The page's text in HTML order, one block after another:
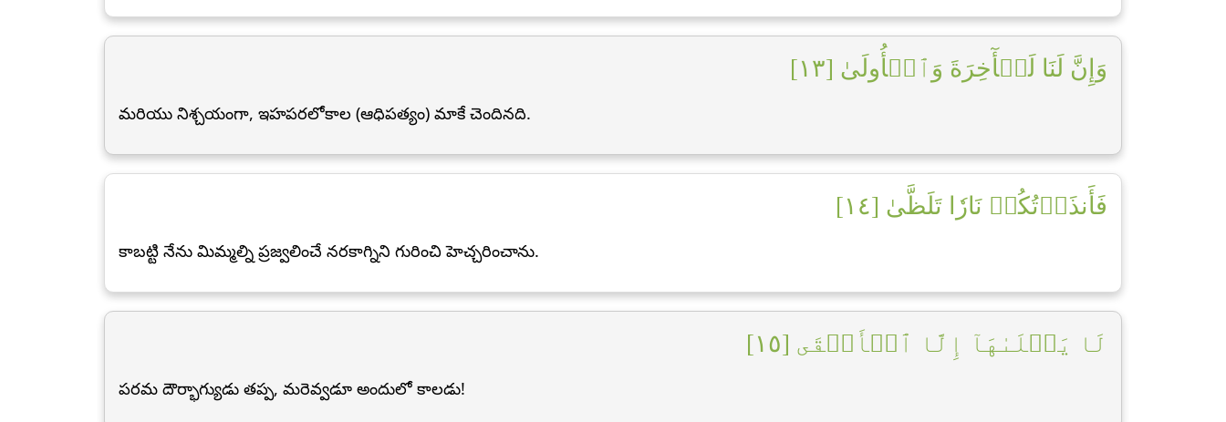
وَإِنَّ لَنَا لَلۡأٓخِرَةَ وَٱلۡأُولَىٰ [١٣]
మరియు నిశ్చయంగా, ఇహపరలోకాల (ఆధిపత్యం) మాకే చెందినది.
فَأَنذَرۡتُكُمۡ نَارٗا تَلَظَّىٰ [١٤]
కాబట్టి నేను మిమ్మల్ని ప్రజ్వలించే నరకాగ్నిని గురించి హెచ్చరించాను.
لَا يَصۡلَىٰهَآ إِلَّا ٱلۡأَشۡقَى [١٥]
పరమ దౌర్భాగ్యుడు తప్ప, మరెవ్వడూ అందులో కాలడు!